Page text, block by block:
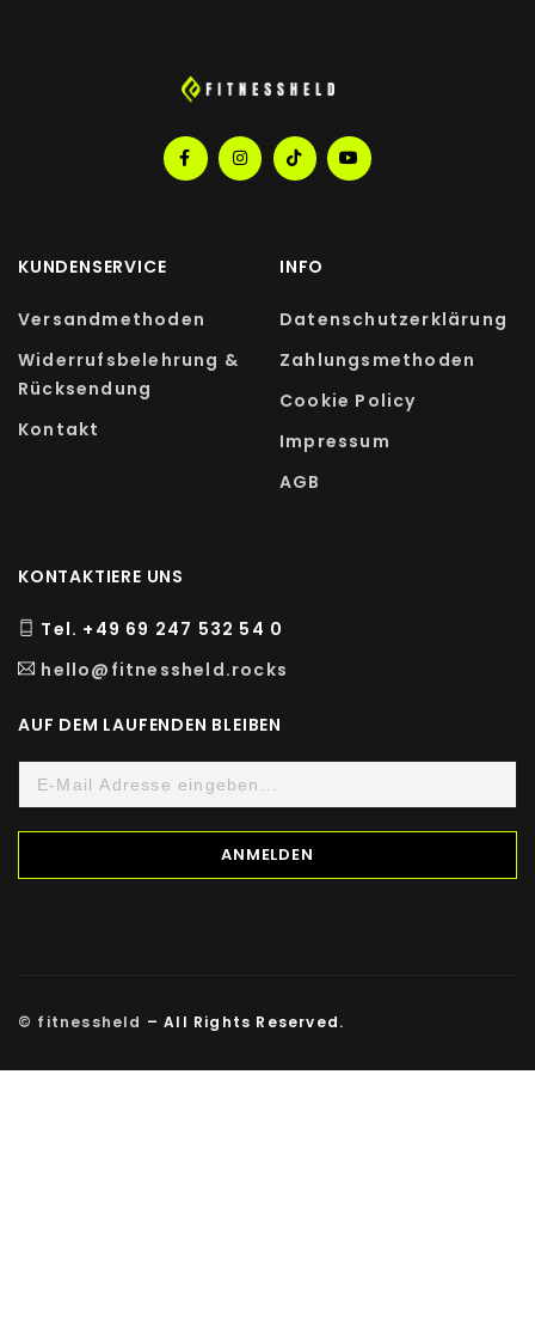
KUNDENSERVICE
Versandmethoden
Widerrufsbelehrung &
Rücksendung
Kontakt
INFO
Datenschutzerklärung
Zahlungsmethoden
Cookie Policy
Impressum
AGB
KONTAKTIERE UNS
Tel. +49 69 247 532 54 0
hello@fitnessheld.rocks
AUF DEM LAUFENDEN BLEIBEN
© fitnessheld – All Rights Reserved.